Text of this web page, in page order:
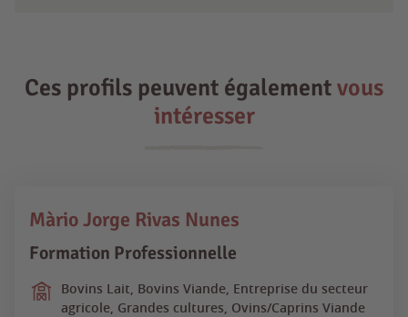
Ces profils peuvent égalementvous
intéresser
Màrio Jorge Rivas Nunes
Formation Professionnelle
Bovins Lait, Bovins Viande, Entreprise du secteur
agricole, Grandes cultures, Ovins/Caprins Viande